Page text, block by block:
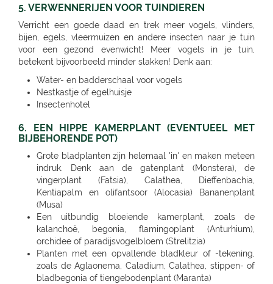
5. VERWENNERIJEN VOOR TUINDIEREN
Verricht een goede daad en trek meer vogels, vlinders,
bijen, egels, vleermuizen en andere insecten naar je tuin
voor een gezond evenwicht! Meer vogels in je tuin,
betekent bijvoorbeeld minder slakken! Denk aan:
Water- en badderschaal voor vogels
Nestkastje of egelhuisje
Insectenhotel
6. EEN HIPPE KAMERPLANT (EVENTUEEL MET
BIJBEHORENDE POT)
Grote bladplanten zijn helemaal 'in' en maken meteen
indruk. Denk aan de gatenplant (Monstera), de
vingerplant (Fatsia), Calathea, Dieffenbachia,
Kentiapalm en olifantsoor (Alocasia) Bananenplant
(Musa)
Een uitbundig bloeiende kamerplant, zoals de
kalanchoë, begonia, flamingoplant (Anturhium),
orchidee of paradijsvogelbloem (Strelitzia)
Planten met een opvallende bladkleur of -tekening,
zoals de Aglaonema, Caladium, Calathea, stippen- of
bladbegonia of tiengebodenplant (Maranta)